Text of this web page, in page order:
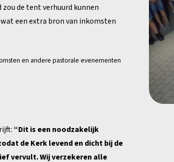
de tent verhuurd kunnen
een extra bron van inkomsten
en andere pastorale evenementen
“Dit is een noodzakelijk
de Kerk levend en dicht bij de
vervult. Wij verzekeren alle